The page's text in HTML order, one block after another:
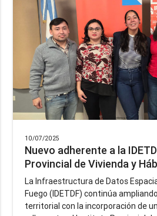
10/07/2025
Nuevo adherente a la
Provincial de Vivienda y
La Infraestructura de Datos
Fuego (IDETDF) continúa
territorial con la incorporación de